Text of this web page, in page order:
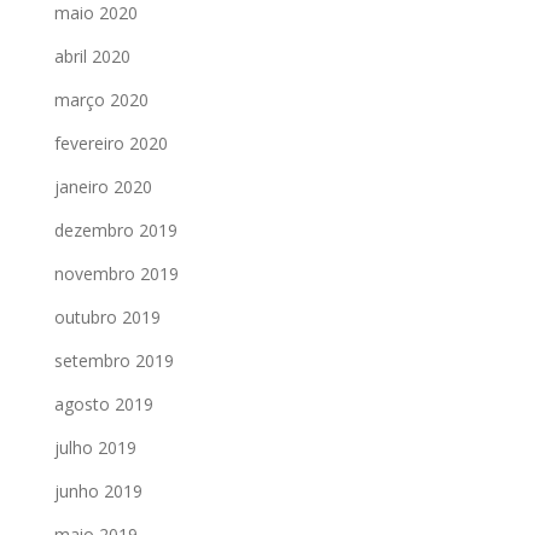
maio 2020
abril 2020
março 2020
fevereiro 2020
janeiro 2020
dezembro 2019
novembro 2019
outubro 2019
setembro 2019
agosto 2019
julho 2019
junho 2019